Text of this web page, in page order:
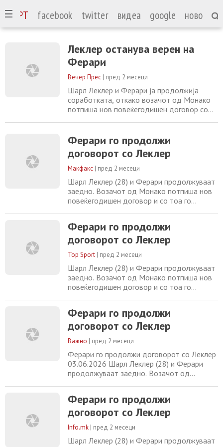
СПОРТ facebook twitter видеа google ново
Леклер останува верен на
Ферари
Вечер Прес | пред 2 месеци
Шарл Леклер и Ферари ја продолжија
соработката, откако возачот од Монако
потпиша нов повеќегодишен договор со
остане еден од главните адути на
Скудерија и во наредните сезони. Леклер е
дел од семејството на Ферари уште од
2016 година, кога се приклучи на
Ферари го продолжи
договорот со Леклер
Макфакс | пред 2 месеци
Шарл Леклер (28) и Ферари продолжуваат
заедно. Возачот од Монако потпиша нов
повеќегодишен договор и со тоа го
првенство во Формула 1. Овој потег го
запечати партнерството кое трае веќе
една деценија, уште откако Леклер се
приклучи на академијата за возачи на
Ферари во 2016
Ферари го продолжи
договорот со Леклер
Top Sport | пред 2 месеци
Шарл Леклер (28) и Ферари продолжуваат
заедно. Возачот од Монако потпиша нов
повеќегодишен договор и со тоа го
првенство во Формула 1. Овој потег го
запечати партнерството кое трае веќе
една деценија, уште откако Леклер се
приклучи на академијата за возачи на
Ферари во 2016
Ферари го продолжи
договорот со Леклер
Важно | пред 2 месеци
Ферари го продолжи договорот со Леклер
03.06.2026 Шарл Леклер (28) и Ферари
продолжуваат заедно. Возачот од
престој во италијанскиот тим во следните
сезони од Светското првенство во
Формула 1. Овој потег го запечати
партнерството кое трае веќе една
деценија, уште откако Леклер се приклучи
Ферари го продолжи
договорот со Леклер
Info.mk | пред 2 месеци
Шарл Леклер (28) и Ферари продолжуваат